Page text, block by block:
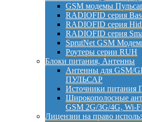
GSM модемы
RADIOFID серия
RADIOFID серия
RADIOFID серия
SprutNet GSM
Роутеры серии RUH
Блоки питания, Антенны
Антенны для GSM/
ПУЛЬСАР
Источники питания
Широкополосные
GSM 2G/3G/4G, Wi-
Лицензии на право